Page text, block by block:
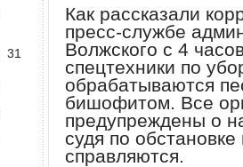
Как рассказали
пресс-службе
Волжского с 4
спецтехники по
обрабатываются
бишофитом. Все
предупреждены о
судя по
справляются.
31